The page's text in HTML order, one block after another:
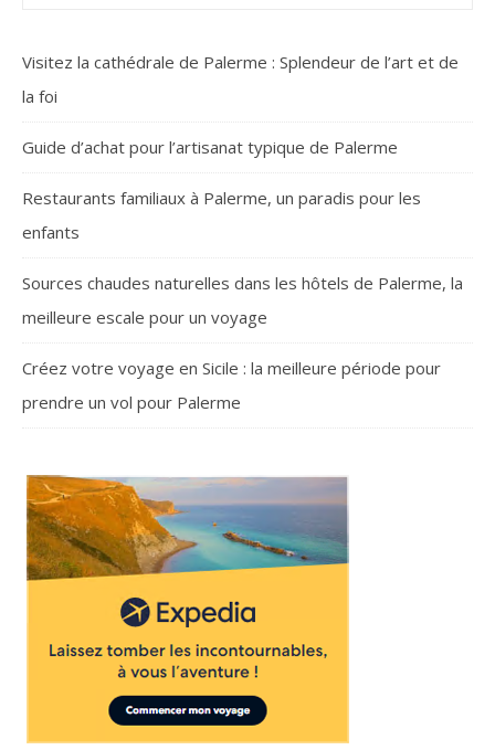
Visitez la cathédrale de Palerme : Splendeur de l’art et de
la foi
Guide d’achat pour l’artisanat typique de Palerme
Restaurants familiaux à Palerme, un paradis pour les
enfants
Sources chaudes naturelles dans les hôtels de Palerme, la
meilleure escale pour un voyage
Créez votre voyage en Sicile : la meilleure période pour
prendre un vol pour Palerme